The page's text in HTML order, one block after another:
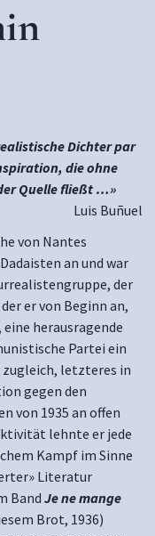
Dichter par
die ohne
Quelle fließt …»
Luis Buñuel
von Nantes
an und war
der
er von Beginn an,
herausragende
Partei ein
letzteres in
gegen den
von 1935 an offen
lehnte er jede
Kampf im Sinne
Literatur
Band Je ne mange
Brot, 1936)